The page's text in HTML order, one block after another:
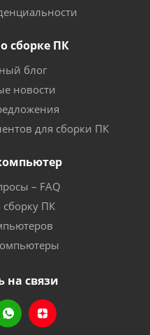
сборке ПК
блог
новости
для сборки ПК
– FAQ
сборку ПК
на связи